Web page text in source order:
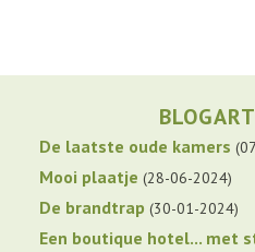
De laatste oude kamers
Mooi plaatje 28-06-2024
De brandtrap 30-01-2024
Een boutique hotel... met